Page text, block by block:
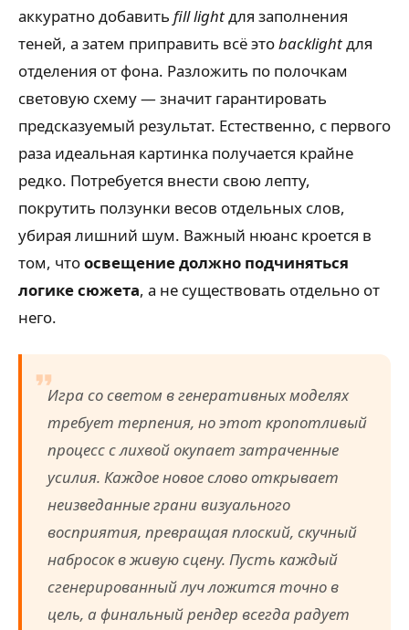
аккуратно добавить fill lightдля заполнения
теней, а затем приправить всё этоbacklightдля
отделения от фона. Разложить по полочкам
световую схему — значит гарантировать
предсказуемый результат. Естественно, с первого
раза идеальная картинка получается крайне
редко. Потребуется внести свою лепту,
покрутить ползунки весов отдельных слов,
убирая лишний шум. Важный нюанс кроется в
том, чтоосвещение должно подчиняться
логике сюжета, а не существовать отдельно от
него.
Игра со светом в генеративных моделях
требует терпения, но этот кропотливый
процесс с лихвой окупает затраченные
усилия. Каждое новое слово открывает
неизведанные грани визуального
восприятия, превращая плоский, скучный
набросок в живую сцену. Пусть каждый
сгенерированный луч ложится точно в
цель, а финальный рендер всегда радует